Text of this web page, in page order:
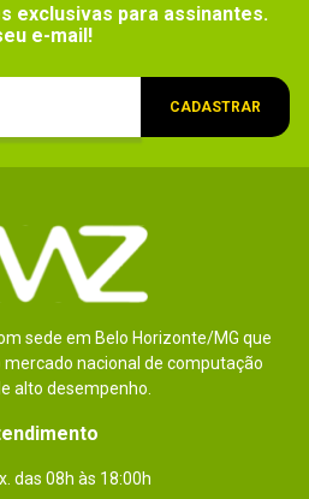
com 3D_filtro
(mínimo)
livre no disco rígido: pelos menos
Futebol
anos, 7 anos, 10 a 11 anos, 12 anos, 13
14 a 15 anos, 16 anos, 17 anos, 18
especificado
jogo não é recomendado para
exclusivas para assinantes.
e-mail!
CADASTRAR
sede em Belo Horizonte/MG que
nacional de computação
alto desempenho.
das 08h às 18:00h